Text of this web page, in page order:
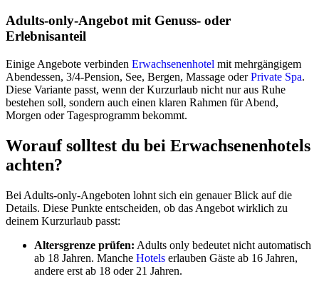
Adults-only-Angebot mit Genuss- oder
Erlebnisanteil
Einige Angebote verbinden Erwachsenenhotel mit mehrgängigem
Abendessen, 3/4-Pension, See, Bergen, Massage oderPrivate Spa.
Diese Variante passt, wenn der Kurzurlaub nicht nur aus Ruhe
bestehen soll, sondern auch einen klaren Rahmen für Abend,
Morgen oder Tagesprogramm bekommt.
Worauf solltest du bei Erwachsenenhotels
achten?
Bei Adults-only-Angeboten lohnt sich ein genauer Blick auf die
Details. Diese Punkte entscheiden, ob das Angebot wirklich zu
deinem Kurzurlaub passt:
Altersgrenze prüfen: Adults only bedeutet nicht automatisch
ab 18 Jahren. Manche Hotels erlauben Gäste ab 16 Jahren,
andere erst ab 18 oder 21 Jahren.